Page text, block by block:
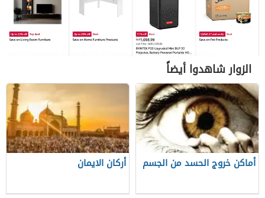
الزوار شاهدوا أيضاً
أماكن خروج الحسد من الجسم أركان الايمان